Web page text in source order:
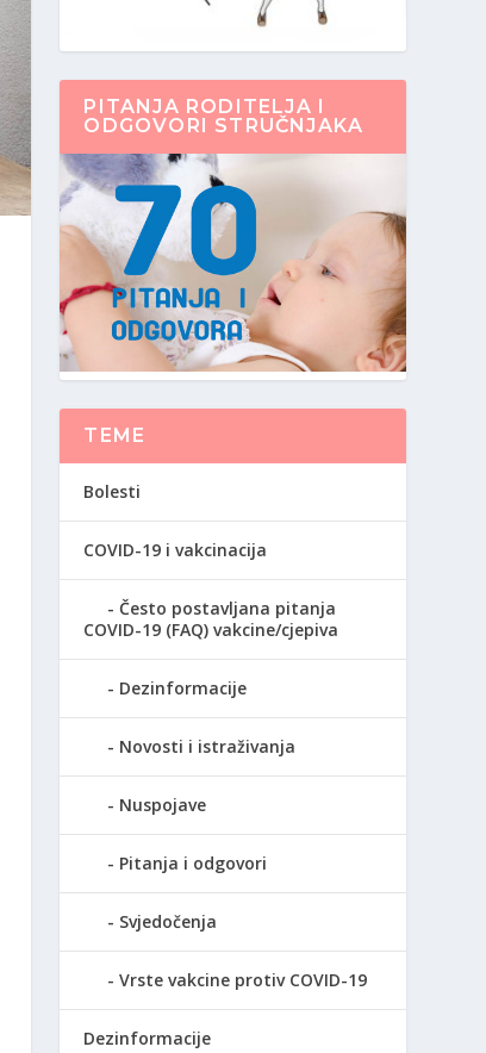
PITANJA RODITELJA I
ODGOVORI STRUČNJAKA
TEME
Bolesti
COVID-19 i vakcinacija
Često postavljana pitanja
COVID-19 (FAQ) vakcine/cjepiva
Dezinformacije
Novosti i istraživanja
Nuspojave
Pitanja i odgovori
Svjedočenja
Vrste vakcine protiv COVID-19
Dezinformacije